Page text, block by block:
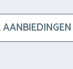
AANBIEDINGEN